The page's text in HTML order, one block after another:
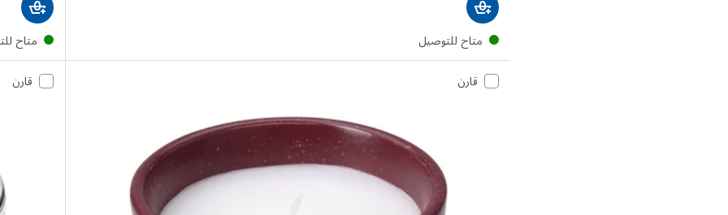
متاح للتوصيل متاح
قارن قارن